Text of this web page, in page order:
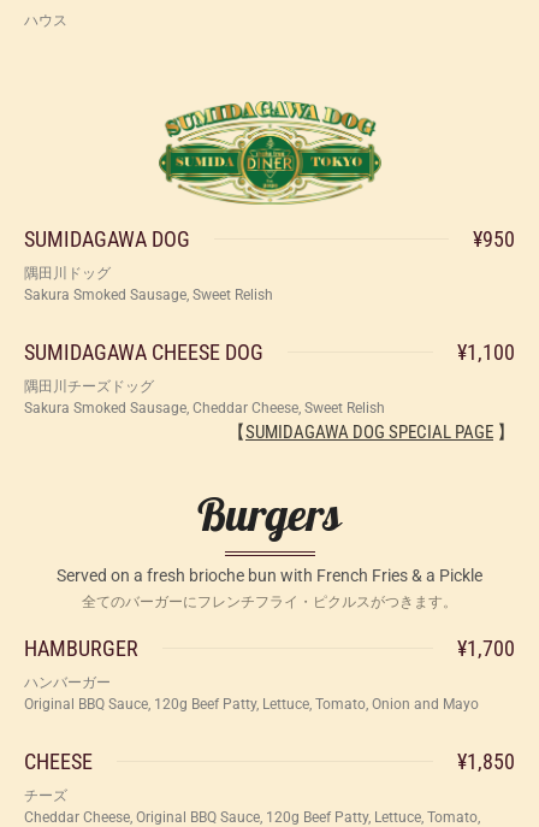
ハウス
SUMIDAGAWA DOG ¥950
隅田川ドッグ
Sakura Smoked Sausage, Sweet Relish
SUMIDAGAWA CHEESE DOG ¥1,100
隅田川チーズドッグ
Sakura Smoked Sausage, Cheddar Cheese, Sweet Relish
【SUMIDAGAWA DOG SPECIAL PAGE 】
Burgers
Served on a fresh brioche bun with French Fries & a Pickle
全てのバーガーにフレンチフライ・ピクルスがつきます。
HAMBURGER ¥1,700
ハンバーガー
Original BBQ Sauce, 120g Beef Patty, Lettuce, Tomato, Onion and Mayo
CHEESE ¥1,850
チーズ
Cheddar Cheese, Original BBQ Sauce, 120g Beef Patty, Lettuce, Tomato,